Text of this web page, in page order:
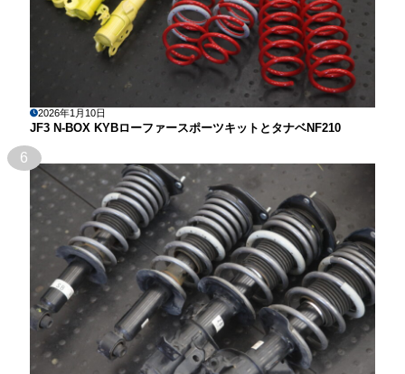
2026年1月10日
JF3 N-BOX KYBローファースポーツキットとタナベNF210
6